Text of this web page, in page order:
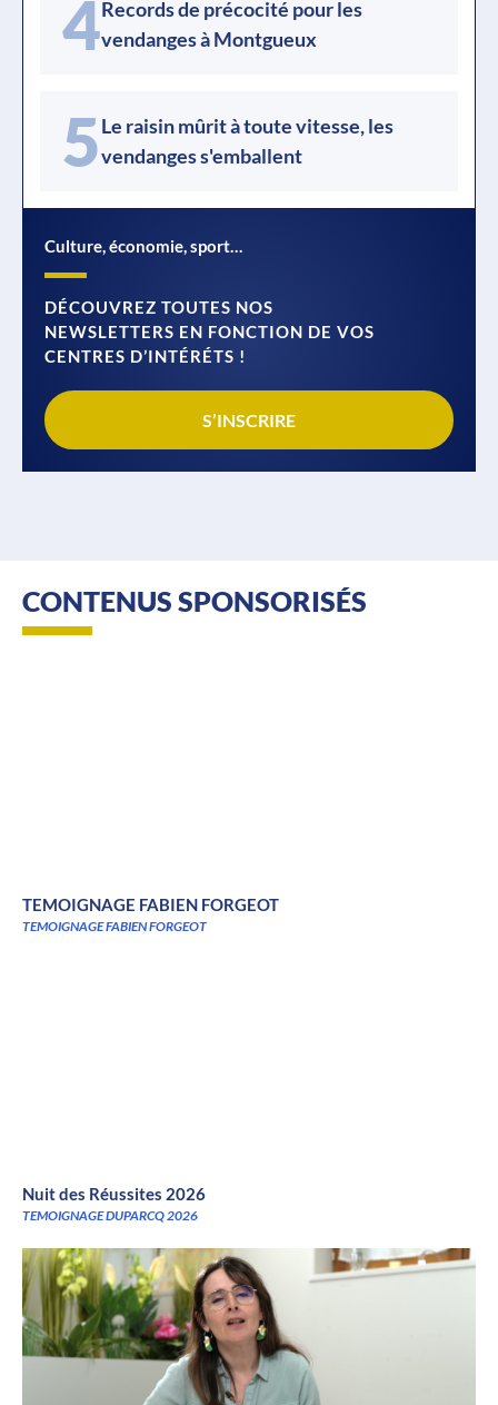
4Records de précocité pour les
vendanges à Montgueux
5Le raisin mûrit à toute vitesse, les
vendanges s'emballent
Culture, économie, sport…
DÉCOUVREZ TOUTES NOS
NEWSLETTERS EN FONCTION DE VOS
CENTRES D’INTÉRÉTS !
S’INSCRIRE
CONTENUS SPONSORISÉS
TEMOIGNAGE FABIEN FORGEOT
TEMOIGNAGE FABIEN FORGEOT
Nuit des Réussites 2026
TEMOIGNAGE DUPARCQ 2026